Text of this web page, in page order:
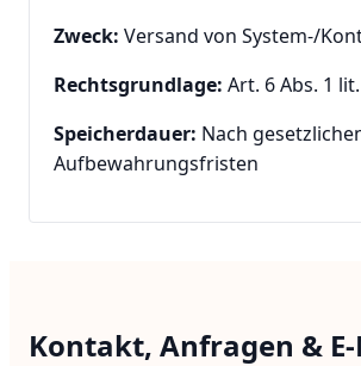
Zweck: Versand von System-/
Rechtsgrundlage: Art. 6 Abs. 1
Speicherdauer: Nach
Aufbewahrungsfristen
Kontakt, Anfragen &